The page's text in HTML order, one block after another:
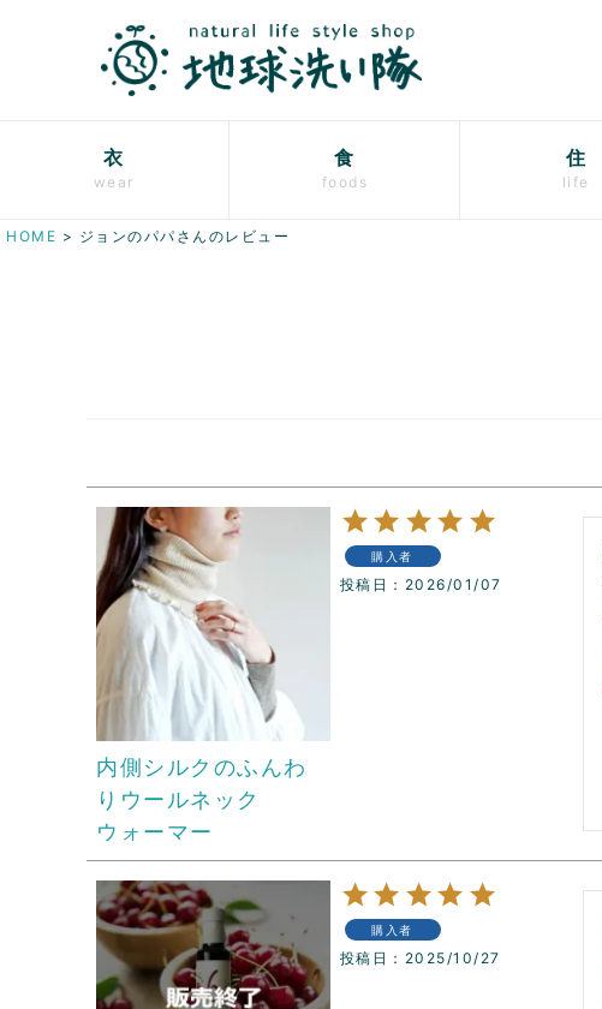
衣
wear
食
foods
住
life
HOME ジョンのパパさんのレビュー
内側シルクのふんわ
りウールネック
ウォーマー
購入者
投稿日 2026/01/07
購入者
投稿日 2025/10/27